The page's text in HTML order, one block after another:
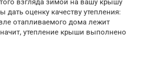
взгляда зимой на вашу крышу
дать оценку качеству утепления:
отапливаемого дома лежит
утепление крыши выполнено